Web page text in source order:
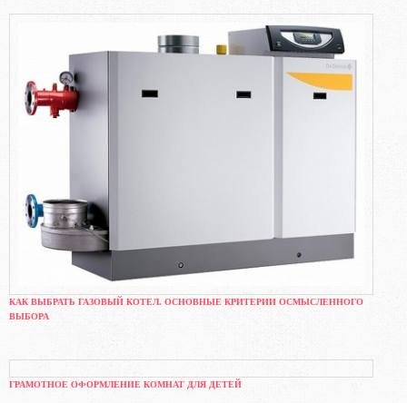
КАК ВЫБРАТЬ ГАЗОВЫЙ КОТЕЛ. ОСНОВНЫЕ КРИТЕРИИ ОСМЫСЛЕННОГО
ВЫБОРА
ГРАМОТНОЕ ОФОРМЛЕНИЕ КОМНАТ ДЛЯ ДЕТЕЙ